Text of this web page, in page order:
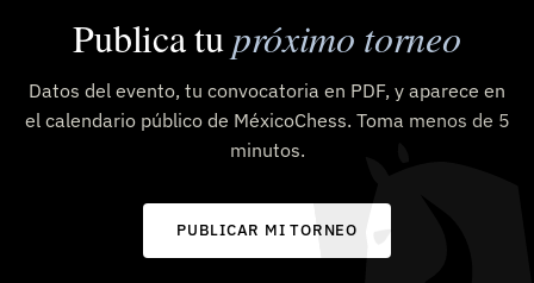
Publica tupróximo torneo
Datos del evento, tu convocatoria en PDF, y aparece en
el calendario público de MéxicoChess. Toma menos de 5
minutos.
PUBLICAR MI TORNEO